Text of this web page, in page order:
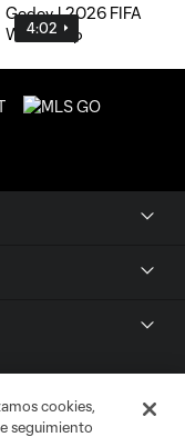
4:02
cookies,
seguimiento